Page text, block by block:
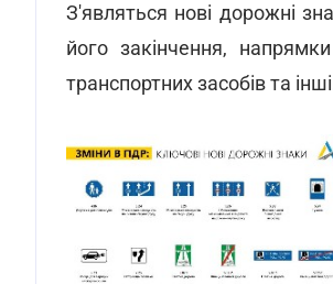
З'являться нові дорожні
його закінчення,
транспортних засобів та